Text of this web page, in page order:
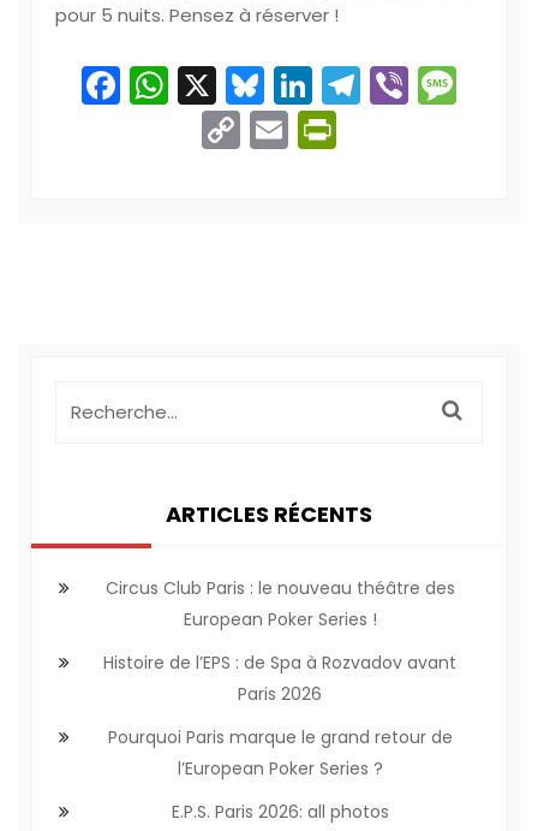
pour 5 nuits. Pensez à réserver !
Facebook
WhatsApp
X Bluesky
LinkedIn
Telegram
Viber
Copy
Link
Email
ARTICLES RÉCENTS
Circus Club Paris : le nouveau théâtre des
European Poker Series !
Histoire de l’EPS : de Spa à Rozvadov avant
Paris 2026
Pourquoi Paris marque le grand retour de
l’European Poker Series ?
E.P.S. Paris 2026: all photos